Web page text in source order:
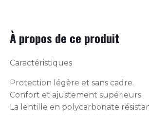
À propos de ce produit
Caractéristiques
Protection légère et sans cadre.
Confort et ajustement supérieurs.
La lentille en polycarbonate